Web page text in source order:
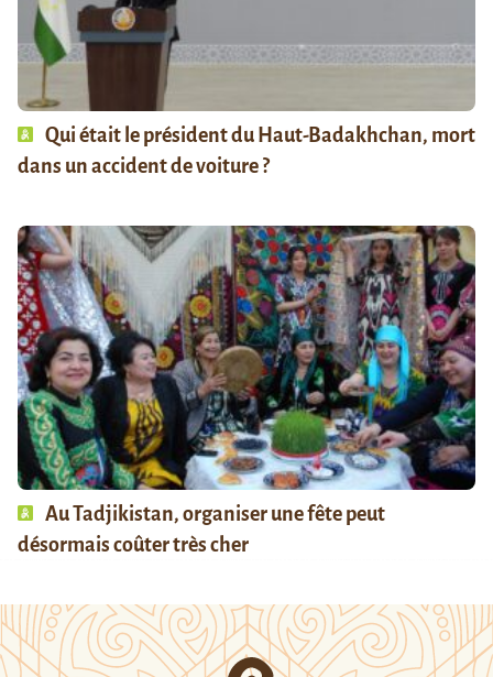
Qui était le président du Haut-Badakhchan, mort
dans un accident de voiture ?
Au Tadjikistan, organiser une fête peut
désormais coûter très cher